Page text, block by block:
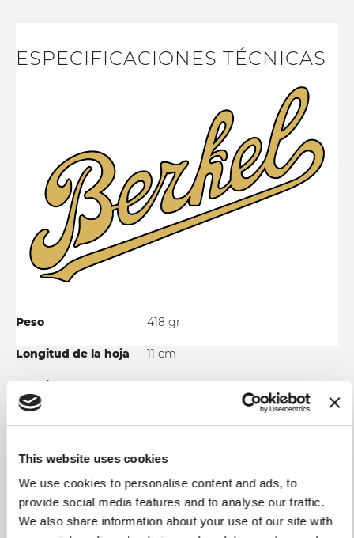
This website uses cookies
We use cookies to personalise content and ads, to
provide social media features and to analyse our traffic.
We also share information about your use of our site with
ESPECIFICACIONES TÉCNICAS
Peso 418 gr
Longitud de la hoja 11 cm
Longitud total 22 cm
Forjado en acero inoxidable 1.4116-
Sujeción
Mango pulido en polimetacrilato -
PMMA
Uso y mantenimiento Recomendamos encarecidamente